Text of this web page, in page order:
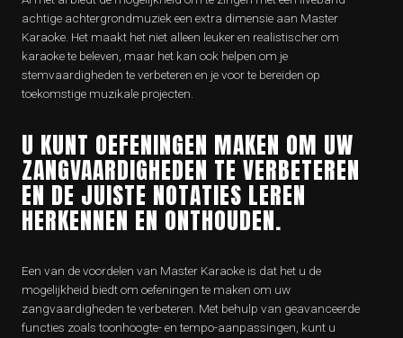
achtige achtergrondmuziek een extra dimensie aan Master
Karaoke. Het maakt het niet alleen leuker en realistischer om
karaoke te beleven, maar het kan ook helpen om je
stemvaardigheden te verbeteren en je voor te bereiden op
toekomstige muzikale projecten.
U KUNT OEFENINGEN MAKEN OM UW
ZANGVAARDIGHEDEN TE VERBETEREN
EN DE JUISTE NOTATIES LEREN
HERKENNEN EN ONTHOUDEN.
Een van de voordelen van Master Karaoke is dat het u de
mogelijkheid biedt om oefeningen te maken om uw
zangvaardigheden te verbeteren. Met behulp van geavanceerde
functies zoals toonhoogte- en tempo-aanpassingen, kunt u